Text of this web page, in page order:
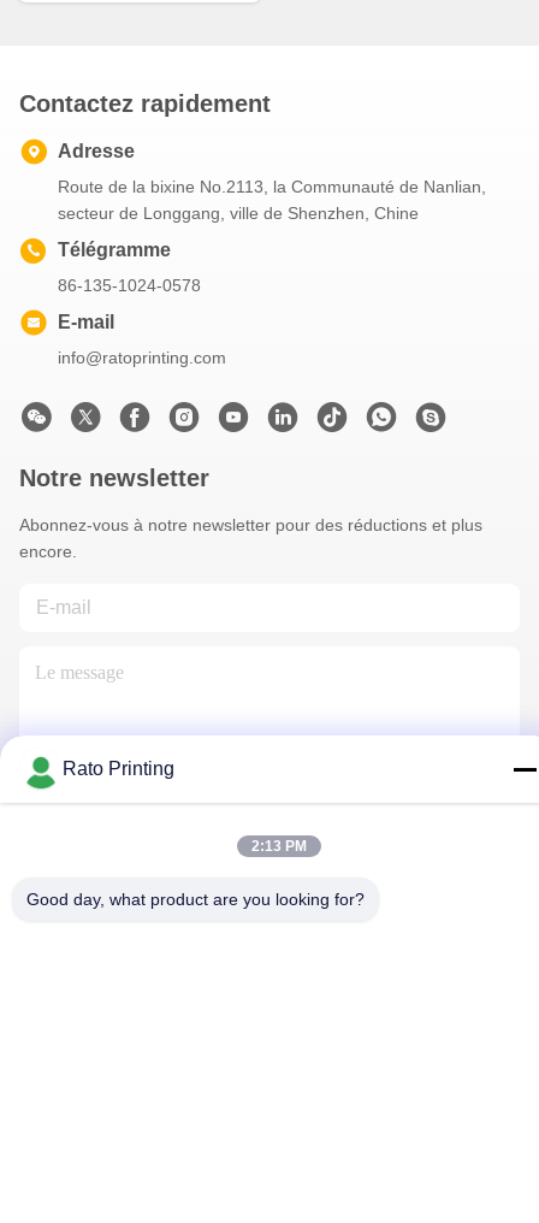
Contactez rapidement
Adresse
Route de la bixine No.2113, la Communauté de Nanlian,
secteur de Longgang, ville de Shenzhen, Chine
Télégramme
86-135-1024-0578
E-mail
info@ratoprinting.com
Notre newsletter
Abonnez-vous à notre newsletter pour des réductions et plus
encore.
Nous Contacter
Politique de confidentialité |Plan du site
Rato Printing
2:13 PM
Good day, what product are you looking for?